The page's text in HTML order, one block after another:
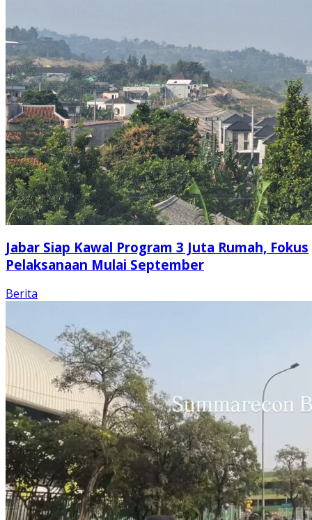
Jabar Siap Kawal Program 3 Juta Rumah, Fokus
Pelaksanaan Mulai September
Berita